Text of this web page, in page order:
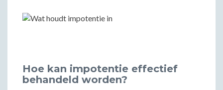
Hoe kan impotentie effectief
behandeld worden?